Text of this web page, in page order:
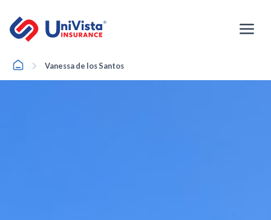
contenido
HomeVanessa de los Santos